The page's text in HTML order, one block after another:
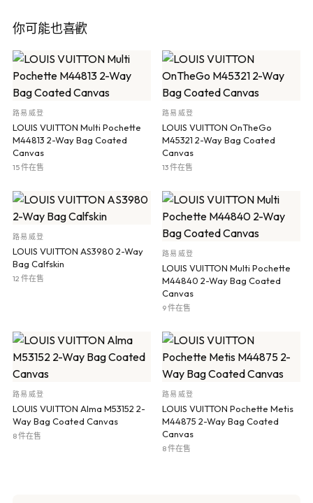
你可能也喜歡
路易威登
LOUIS VUITTON Multi Pochette
M44813 2-Way Bag Coated
Canvas
15 件在售
路易威登
LOUIS VUITTON OnTheGo
M45321 2-Way Bag Coated
Canvas
13 件在售
路易威登
LOUIS VUITTON AS3980 2-Way
Bag Calfskin
12 件在售
路易威登
LOUIS VUITTON Multi Pochette
M44840 2-Way Bag Coated
Canvas
9 件在售
路易威登
LOUIS VUITTON Alma M53152 2-
Way Bag Coated Canvas
8 件在售
路易威登
LOUIS VUITTON Pochette Metis
M44875 2-Way Bag Coated
Canvas
8 件在售